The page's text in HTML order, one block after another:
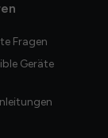
Fragen
Geräte